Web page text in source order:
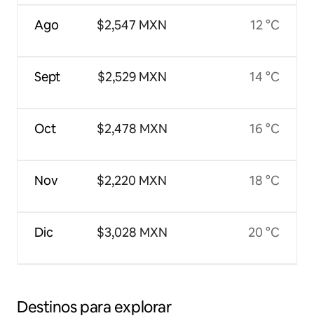
Ago
Sept
Oct
Nov
Dic
$2,547 MXN
$2,529 MXN
$2,478 MXN
$2,220 MXN
$3,028 MXN
12 °C
14 °C
16 °C
18 °C
20 °C
Destinos para explorar